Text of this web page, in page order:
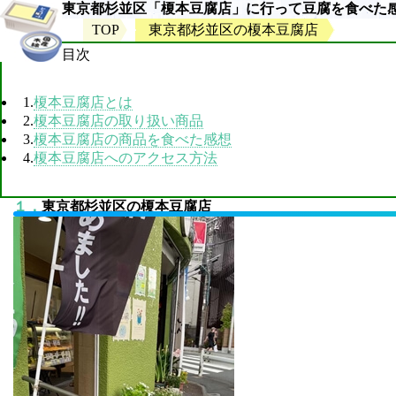
東京都杉並区「榎本豆腐店」に行って豆腐を食べた
TOP
東京都杉並区の榎本豆腐店
目次
1.榎本豆腐店とは
2.榎本豆腐店の取り扱い商品
3.榎本豆腐店の商品を食べた感想
4.榎本豆腐店へのアクセス方法
１． 東京都杉並区の榎本豆腐店